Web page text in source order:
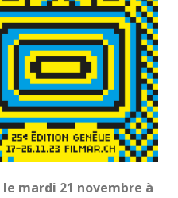
le mardi 21 novembre à